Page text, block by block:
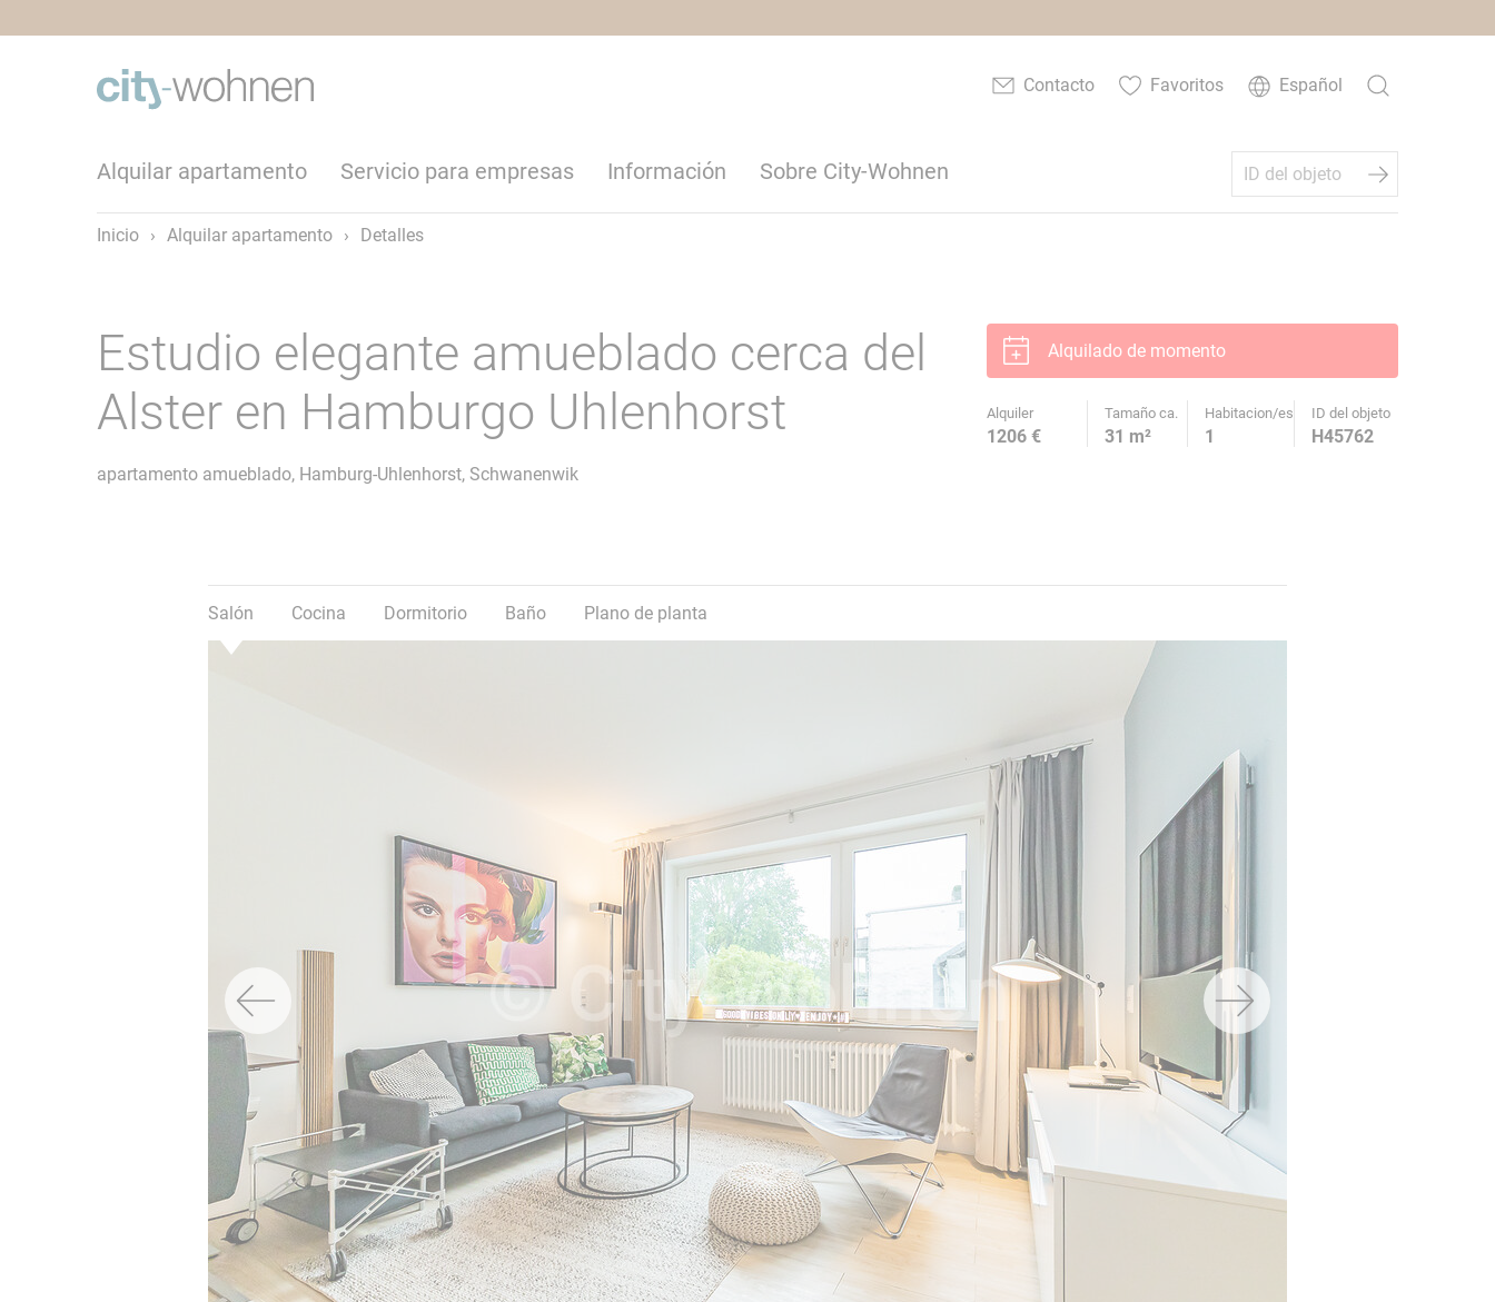
Contacto Favoritos Español
Alquilar apartamento Servicio para empresas Información Sobre City-Wohnen
Inicio › Alquilar apartamento › Detalles
Estudio elegante amueblado cerca del
Alster en Hamburgo Uhlenhorst
apartamento amueblado, Hamburg-Uhlenhorst, Schwanenwik
Salón Cocina Dormitorio Baño Plano de planta
Alquilado de momento
Alquiler Tamaño ca. Habitacion/es ID del objeto
1206 € 31 m² 1 H45762